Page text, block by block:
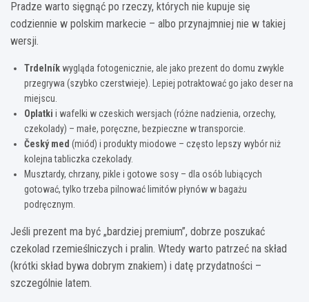
Pradze warto sięgnąć po rzeczy, których nie kupuje się
codziennie w polskim markecie – albo przynajmniej nie w takiej
wersji.
Trdelník wygląda fotogenicznie, ale jako prezent do domu zwykle
przegrywa (szybko czerstwieje). Lepiej potraktować go jako deser na
miejscu.
Oplatki i wafelki w czeskich wersjach (różne nadzienia, orzechy,
czekolady) – małe, poręczne, bezpieczne w transporcie.
Český med (miód) i produkty miodowe – często lepszy wybór niż
kolejna tabliczka czekolady.
Musztardy, chrzany, pikle i gotowe sosy – dla osób lubiących
gotować, tylko trzeba pilnować limitów płynów w bagażu
podręcznym.
Jeśli prezent ma być „bardziej premium”, dobrze poszukać
czekolad rzemieślniczych i pralin. Wtedy warto patrzeć na skład
(krótki skład bywa dobrym znakiem) i datę przydatności –
szczególnie latem.